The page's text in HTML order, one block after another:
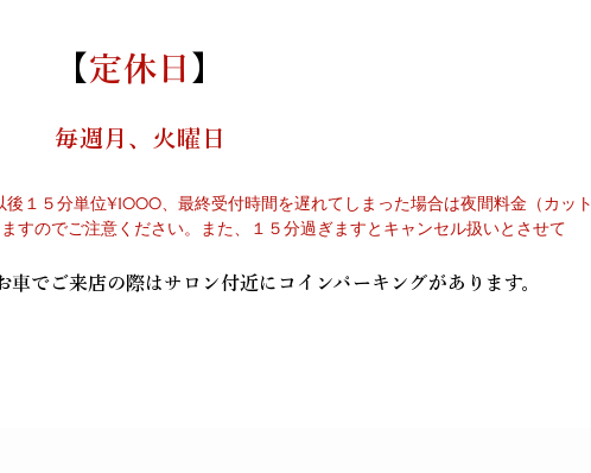
定休日 】
毎週月、火曜日
１５分単位¥1000、最終受付時間を遅れてしまった場合は夜間料金（カット
のでご注意ください。また、１５分過ぎますとキャンセル扱いとさせて
でご来店の際はサロン付近にコインパーキングがあります。